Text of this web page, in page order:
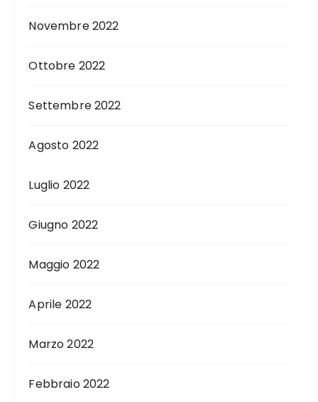
Novembre 2022
Ottobre 2022
Settembre 2022
Agosto 2022
Luglio 2022
Giugno 2022
Maggio 2022
Aprile 2022
Marzo 2022
Febbraio 2022